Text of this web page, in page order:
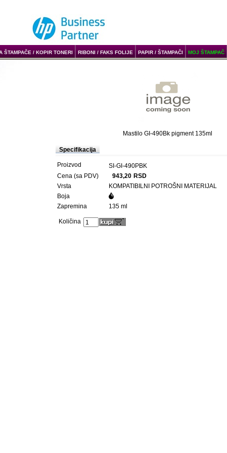
ŠTAMPAČE / KOPIR TONERI RIBONI / FAKS FOLIJE PAPIR / ŠTAMPAČI MOJ ŠTAMPAČ
Mastilo GI-490Bk pigment 135ml
Specifikacija
Proizvod
SI-GI-490PBK
Cena (sa PDV)
943,20 RSD
Vrsta
KOMPATIBILNI POTROŠNI MATERIJAL
Boja
Zapremina
135 ml
Količina